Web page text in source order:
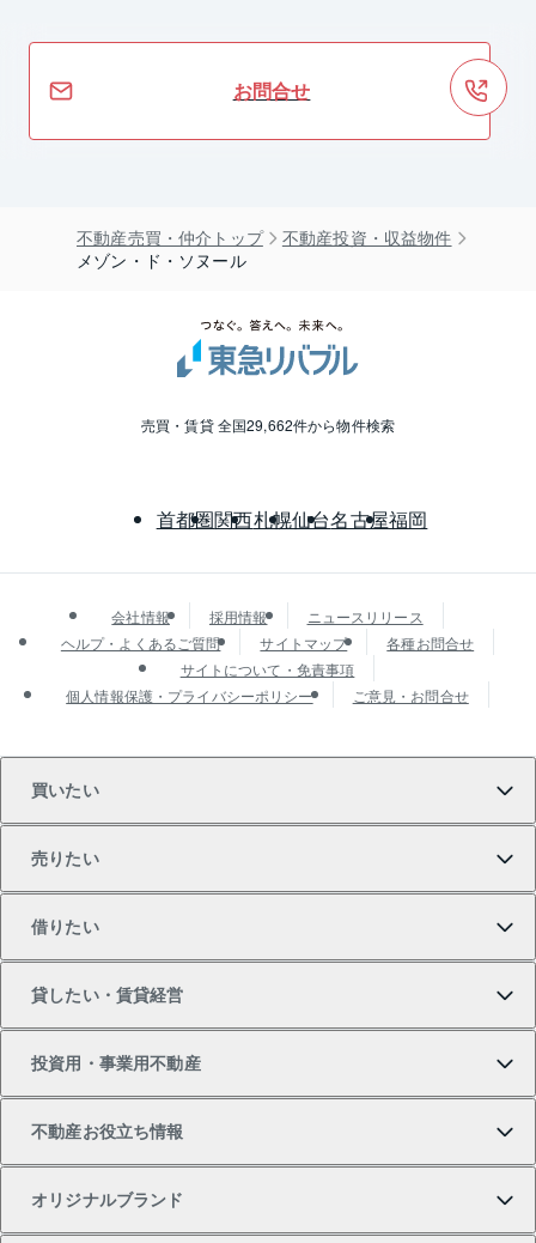
お問合せ
不動産売買・仲介トップ
不動産投資・収益物件
メゾン・ド・ソヌール
売買・賃貸 全国29,662件から物件検索
首都圏関西札幌仙台名古屋福岡
会社情報 採用情報
ニュースリリース
ヘルプ・よくあるご質問
サイトマップ
各種お問合せ
サイトについて・免責事項
個人情報保護・プライバシーポリシー
ご意見・お問合せ
買いたい
新築・分譲マンションの購入
中古マンションの購入
売りたい
マンションの売却・査定
一戸建ての売却・査定
借りたい
借りたいTOP
物件を借りる
貸したい・賃貸経営
貸したいTOP
投資用・事業用不動産
不動産お役立ち情報
オリジナルブランド